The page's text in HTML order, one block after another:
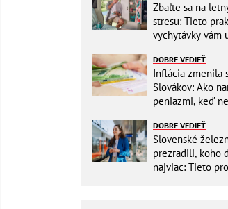
Zbaľte sa na
stresu: Tieto
vychytávky vám
DOBRE VEDIEŤ
Inflácia zmenila
Slovákov: Ako
peniazmi, keď
DOBRE VEDIEŤ
Slovenské
prezradili, koho
najviac: Tieto